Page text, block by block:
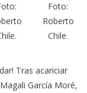
Foto:
Roberto
Chile.
Tras acariciar
García Moré,